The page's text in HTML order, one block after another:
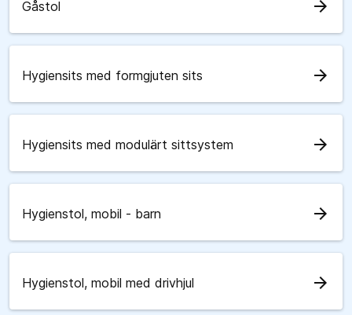
Gåstol arrow_forward
Hygiensits med formgjuten sits arrow_forward
Hygiensits med modulärt sittsystem arrow_forward
Hygienstol, mobil - barn arrow_forward
Hygienstol, mobil med drivhjul arrow_forward